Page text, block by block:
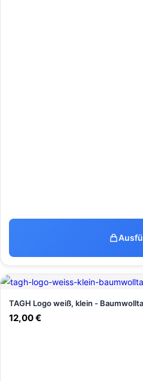
TAGH Logo weiß, klein -
12,00€